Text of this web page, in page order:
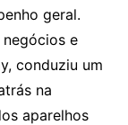
geral.
negócios e
conduziu um
na
aparelhos